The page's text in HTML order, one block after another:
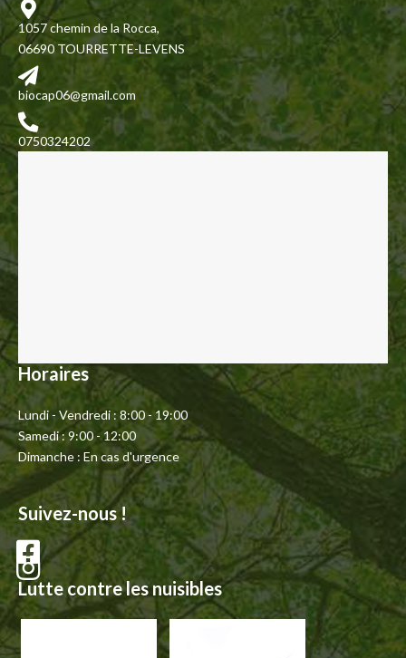
1057 chemin de la Rocca,
06690 TOURRETTE-LEVENS
biocap06@gmail.com
0750324202
Horaires
Lundi - Vendredi : 8:00 - 19:00
Samedi : 9:00 - 12:00
Dimanche : En cas d'urgence
Suivez-nous !
Lutte contre les nuisibles